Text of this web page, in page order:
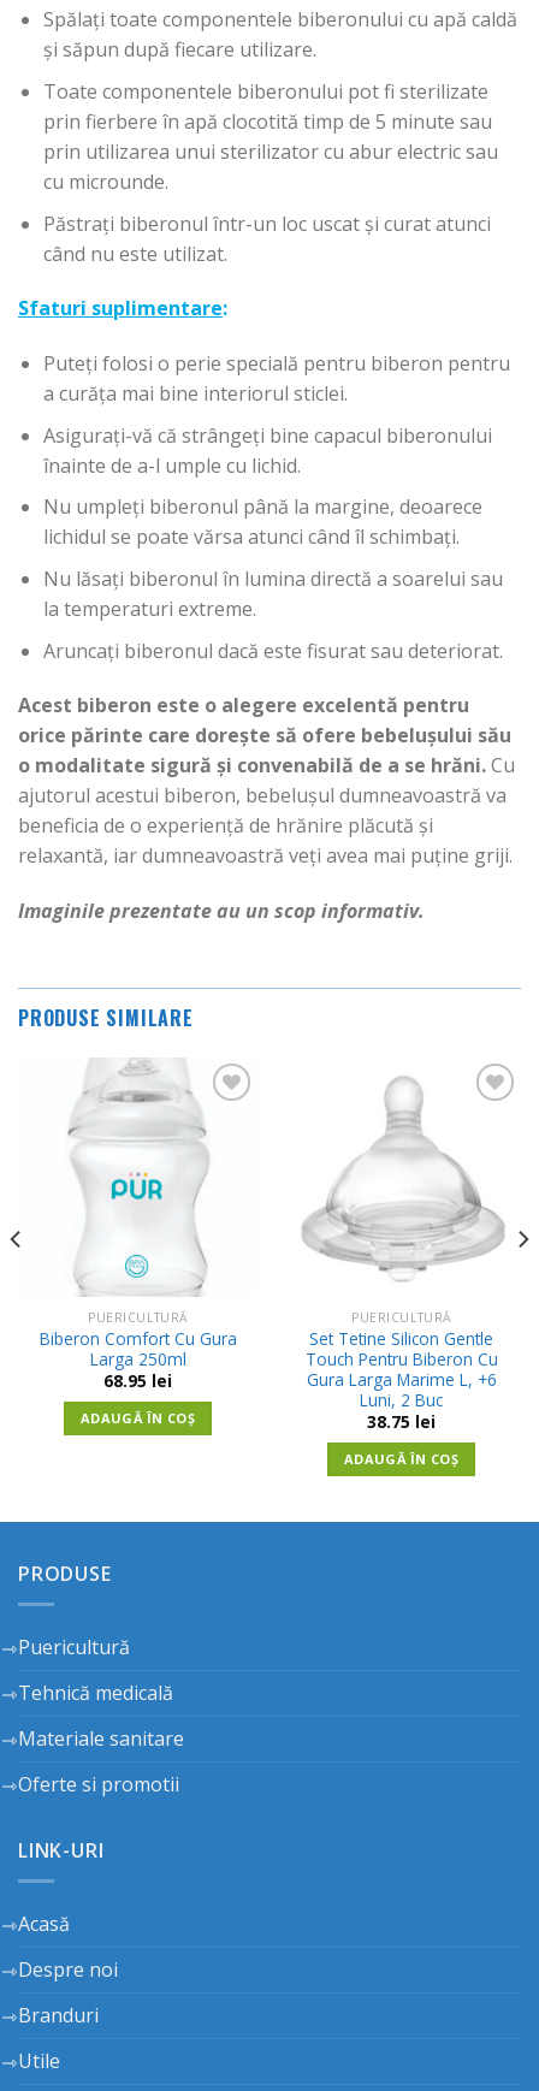
Spălați toate componentele biberonului cu apă caldă
și săpun după fiecare utilizare.
Toate componentele biberonului pot fi sterilizate
prin fierbere în apă clocotită timp de 5 minute sau
prin utilizarea unui sterilizator cu abur electric sau
cu microunde.
Păstrați biberonul într-un loc uscat și curat atunci
când nu este utilizat.
Sfaturi suplimentare:
Puteți folosi o perie specială pentru biberon pentru
a curăța mai bine interiorul sticlei.
Asigurați-vă că strângeți bine capacul biberonului
înainte de a-l umple cu lichid.
Nu umpleți biberonul până la margine, deoarece
lichidul se poate vărsa atunci când îl schimbați.
Nu lăsați biberonul în lumina directă a soarelui sau
la temperaturi extreme.
Aruncați biberonul dacă este fisurat sau deteriorat.
Acest biberon este o alegere excelentă pentru
orice părinte care dorește să ofere bebelușului său
o modalitate sigură și convenabilă de a se hrăni.Cu
ajutorul acestui biberon, bebelușul dumneavoastră va
beneficia de o experiență de hrănire plăcută și
relaxantă, iar dumneavoastră veți avea mai puține griji.
Imaginile prezentate au un scop informativ.
PRODUSE SIMILARE
Adauga
Wishlist
PUERICULTURĂ
Biberon Comfort Cu Gura
Larga 250ml
68.95 lei
ADAUGĂ ÎN COȘ
PUERICULTURĂ
Set Tetine Silicon Gentle
Touch Pentru Biberon Cu
Gura Larga Marime L, +6
Luni, 2 Buc
38.75 lei
ADAUGĂ ÎN COȘ
PRODUSE
Puericultură
Tehnică medicală
Materiale sanitare
Oferte si promotii
LINK-URI
Acasă
Despre noi
Branduri
Utile